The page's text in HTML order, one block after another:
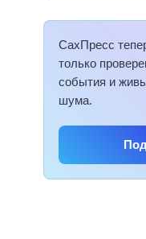
СахПресс
только
события и
шума.